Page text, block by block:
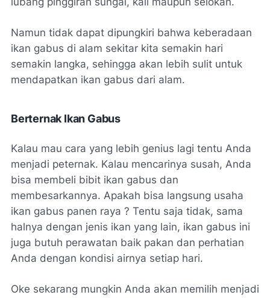
Namun tidak dapat dipungkiri bahwa keberadaan
ikan gabus di alam sekitar kita semakin hari
semakin langka, sehingga akan lebih sulit untuk
mendapatkan ikan gabus dari alam.
Berternak Ikan Gabus
Kalau mau cara yang lebih genius lagi tentu Anda
menjadi peternak. Kalau mencarinya susah, Anda
bisa membeli bibit ikan gabus dan
membesarkannya. Apakah bisa langsung usaha
ikan gabus panen raya ? Tentu saja tidak, sama
halnya dengan jenis ikan yang lain, ikan gabus ini
juga butuh perawatan baik pakan dan perhatian
Anda dengan kondisi airnya setiap hari.
Oke sekarang mungkin Anda akan memilih menjadi